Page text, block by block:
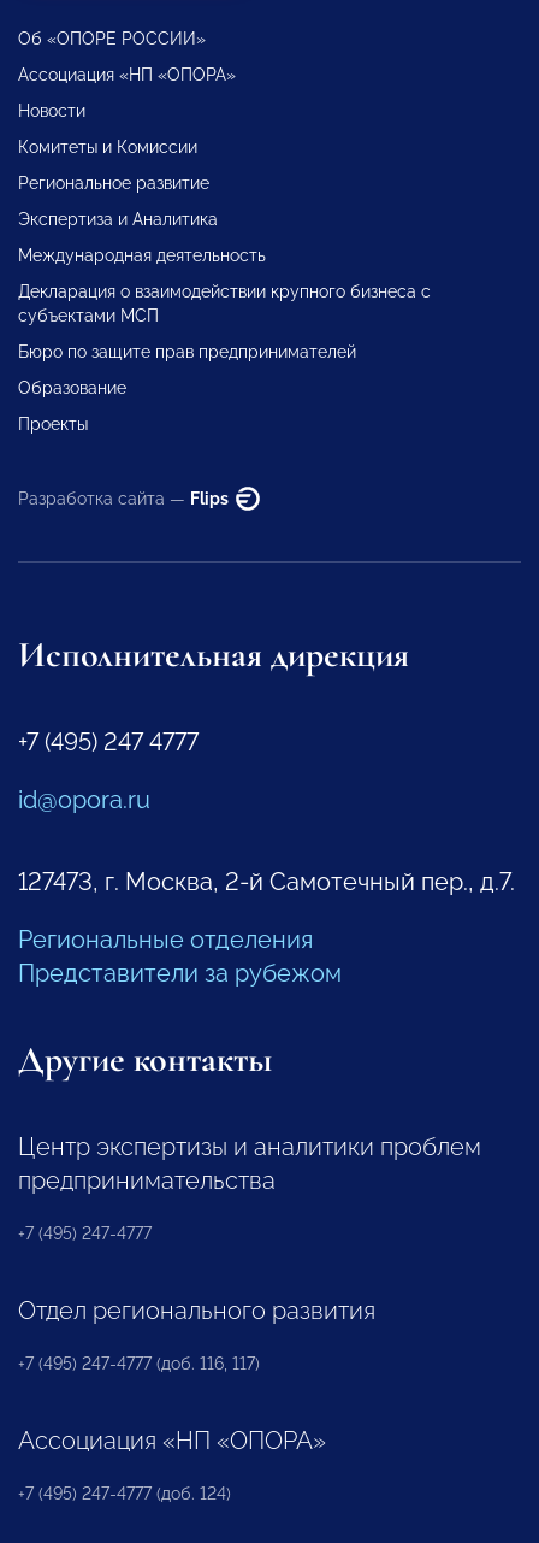
Об «ОПОРЕ РОССИИ»
Ассоциация «НП «ОПОРА»
Новости
Комитеты и Комиссии
Региональное развитие
Экспертиза и Аналитика
Международная деятельность
Декларация о взаимодействии крупного бизнеса с
субъектами МСП
Бюро по защите прав предпринимателей
Образование
Проекты
Разработка сайта — Flips
Исполнительная дирекция
+7 (495) 247 4777
id@opora.ru
127473, г. Москва, 2-й Самотечный пер., д.7.
Региональные отделения
Представители за рубежом
Другие контакты
Центр экспертизы и аналитики проблем
предпринимательства
+7 (495) 247-4777
Отдел регионального развития
+7 (495) 247-4777 (доб. 116, 117)
Ассоциация «НП «ОПОРА»
+7 (495) 247-4777 (доб. 124)